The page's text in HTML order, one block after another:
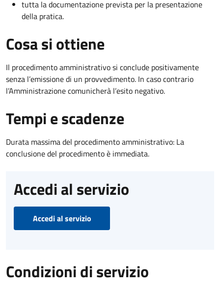
tutta la documentazione prevista per la presentazione
della pratica.
Cosa si ottiene
Il procedimento amministrativo si conclude positivamente
senza l’emissione di un provvedimento. In caso contrario
l’Amministrazione comunicherà l’esito negativo.
Tempi e scadenze
Durata massima del procedimento amministrativo: La
conclusione del procedimento è immediata.
Accedi al servizio
Accedi al servizio
Condizioni di servizio